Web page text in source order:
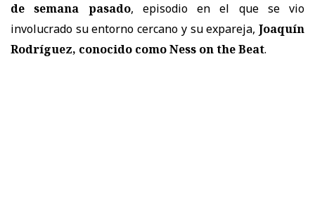
de semana pasado, episodio en el que se vio
involucrado su entorno cercano y su expareja, Joaquín
Rodríguez, conocido como Ness on the Beat.